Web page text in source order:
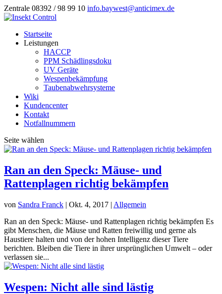
Zentrale 08392 / 98 99 10 info.baywest@anticimex.de
Startseite
Leistungen
HACCP
PPM Schädlingsdoku
UV Geräte
Wespenbekämpfung
Taubenabwehrsysteme
Wiki
Kundencenter
Kontakt
Notfallnummern
Seite wählen
Ran an den Speck: Mäuse- und
Rattenplagen richtig bekämpfen
von Sandra Franck | Okt. 4, 2017 | Allgemein
Ran an den Speck: Mäuse- und Rattenplagen richtig bekämpfen Es
gibt Menschen, die Mäuse und Ratten freiwillig und gerne als
Haustiere halten und von der hohen Intelligenz dieser Tiere
berichten. Bleiben die Tiere in ihrer ursprünglichen Umwelt – oder
verlassen sie...
Wespen: Nicht alle sind lästig